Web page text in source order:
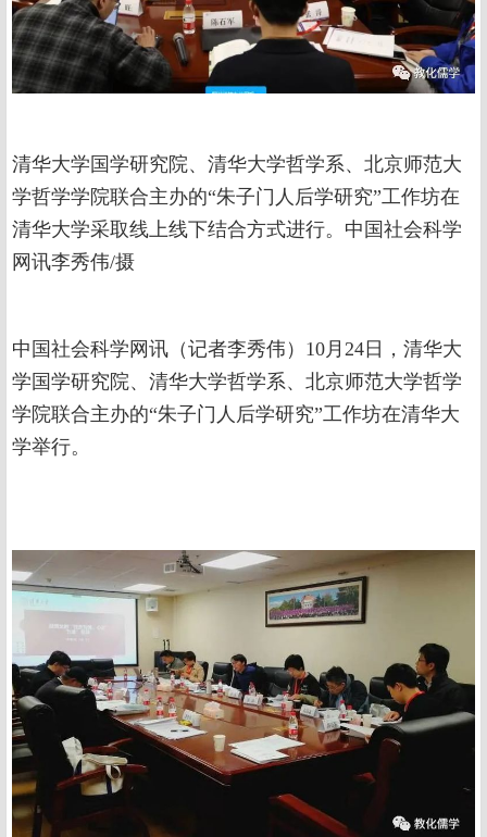
清华大学国学研究院、清华大学哲学系、北京师范大
学哲学学院联合主办的“朱子门人后学研究”工作坊在
清华大学采取线上线下结合方式进行。中国社会科学
网讯李秀伟/摄
中国社会科学网讯（记者李秀伟）10月24日，清华大
学国学研究院、清华大学哲学系、北京师范大学哲学
学院联合主办的“朱子门人后学研究”工作坊在清华大
学举行。